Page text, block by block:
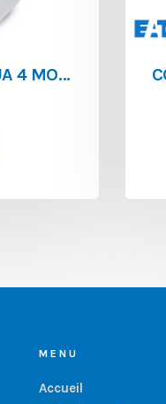
COFFRET APPARENT ACQUA 4 MOD IP 65 SANS BARETTE DE TERRE**
MENU
Accueil